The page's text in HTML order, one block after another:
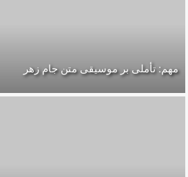
مهم: تأملی بر موسیقی متن جام زهر